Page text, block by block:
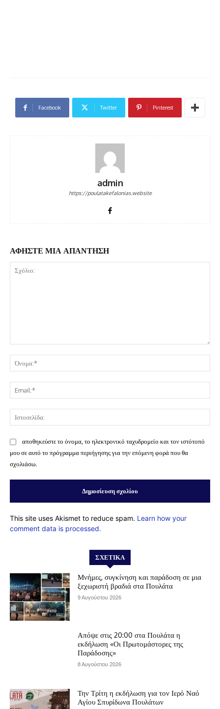
Facebook Twitter Pinterest
admin
https://poulatakefalonias.website
ΑΦΗΣΤΕ ΜΙΑ ΑΠΑΝΤΗΣΗ
αποθηκεύστε το όνομα, το ηλεκτρονικό ταχυδρομείο και τον ιστότοπό
μου σε αυτό το πρόγραμμα περιήγησης για την επόμενη φορά που θα
σχολιάσω.
This site uses Akismet to reduce spam. Learn how your
comment data is processed.
ΣΧΕΤΙΚΆ
Μνήμες, συγκίνηση και παράδοση σε μια
ξεχωριστή βραδιά στα Πουλάτα
9 Αυγούστου 2026
Απόψε στις 20:00 στα Πουλάτα η
εκδήλωση «Οι Πρωτομάστορες της
Παράδοσης»
8 Αυγούστου 2026
Την Τρίτη η εκδήλωση για τον Ιερό Ναό
Αγίου Σπυρίδωνα Πουλάτων